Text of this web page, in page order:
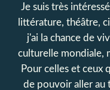
Je suis très
littérature, théâtre,
j'ai la chance de
culturelle mondiale,
Pour celles et ceux
de pouvoir aller au